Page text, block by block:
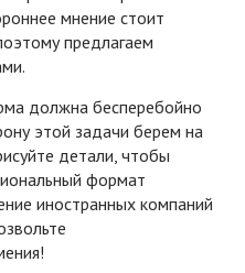
мнение стоит
предлагаем
должна бесперебойно
этой задачи берем на
детали, чтобы
формат
иностранных компаний